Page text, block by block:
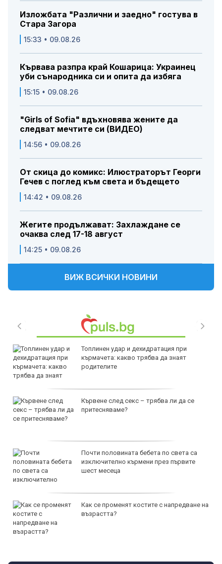
Изложбата "Различни и заедно" гостува в
Стара Загора
15:33 • 09.08.26
Кървава разпра край Кошарица: Украинец
уби сънародника си и опита да избяга
15:15 • 09.08.26
"Girls of Sofia" вдъхновява жените да
следват мечтите си (ВИДЕО)
14:56 • 09.08.26
От скица до комикс: Илюстраторът Георги
Гечев с поглед към света и бъдещето
14:42 • 09.08.26
Жегите продължават: Захлаждане се
очаква след 17-18 август
14:25 • 09.08.26
ВИЖ ВСИЧКИ НОВИНИ
Топлинен удар и дехидратация при
кърмачета: какво трябва да знаят
родителите
Кървене след секс – трябва ли да се
притесняваме?
Почти половината бебета по света са
изключително кърмени през първите
шест месеца
Как се променят костите с напредване на
възрастта?